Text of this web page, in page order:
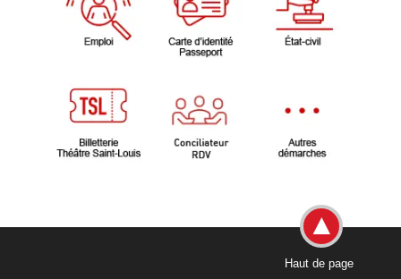
Haut de page